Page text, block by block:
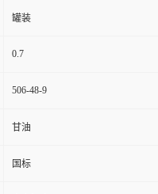
罐装
0.7
506-48-9
甘油
国标